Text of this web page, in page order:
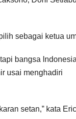
sebagai ketua
bangsa
usai menghadiri
setan,” kata